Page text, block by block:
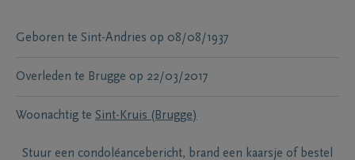
Geboren te Sint-Andries op 08/08/1937
Overleden te Brugge op 22/03/2017
Woonachtig te Sint-Kruis (Brugge)
Stuur een condoléancebericht, brand een kaarsje of bestel